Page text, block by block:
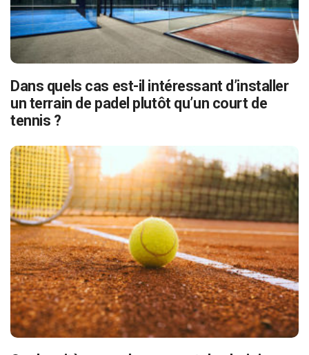
Dans quels cas est-il intéressant d’installer
un terrain de padel plutôt qu’un court de
tennis ?